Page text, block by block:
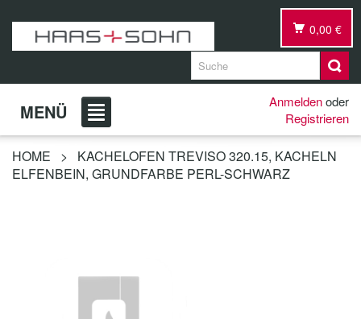
0,00 €
MENÜ Anmeldenoder
Registrieren
HOME >
KACHELOFEN TREVISO 320.15, KACHELN
ELFENBEIN, GRUNDFARBE PERL-SCHWARZ